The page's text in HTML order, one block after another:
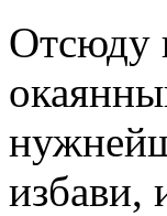
Отсюду
избави,